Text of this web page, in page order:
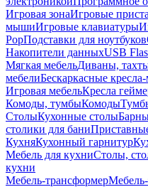
Игровая зонаИгровые
мышиИгровые клавиатуры
PopПодставки для ноутбуков
Накопители данныхUSB
Мягкая мебельДиваны,
мебелиБескаркасные
Игровая мебельКресла
Комоды, тумбыКомоды
СтолыКухонные столы
столики для бани
КухняКухонный гарнитур
Мебель для кухниСтолы,
кухни
Мебель-трансформер